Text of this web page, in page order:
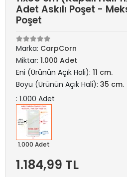
Adet Askılı Poşet -
Poşet
Marka: CarpCorn
Miktar: 1.000 Adet
Eni (Ürünün Açık Hali): 11 cm.
Boyu (Ürünün Açık Hali): 35 cm.
: 1.000 Adet
1.000 Adet
1.184,99 TL